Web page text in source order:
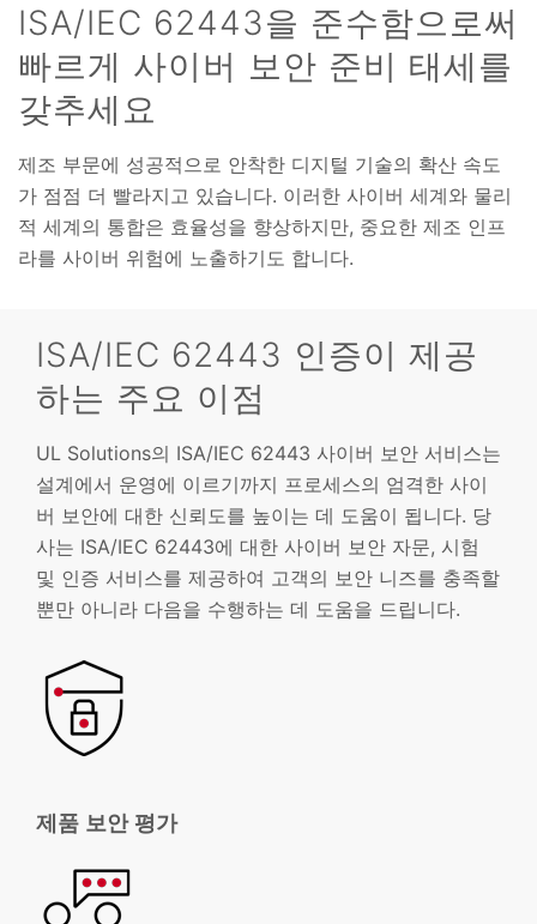
ISA/IEC 62443을 준수함으로써
빠르게 사이버 보안 준비 태세를
갖추세요
제조 부문에 성공적으로 안착한 디지털 기술의 확산 속도
가 점점 더 빨라지고 있습니다. 이러한 사이버 세계와 물리
적 세계의 통합은 효율성을 향상하지만, 중요한 제조 인프
라를 사이버 위험에 노출하기도 합니다.
ISA/IEC 62443 인증이 제공
하는 주요 이점
UL Solutions의 ISA/IEC 62443 사이버 보안 서비스는
설계에서 운영에 이르기까지 프로세스의 엄격한 사이
버 보안에 대한 신뢰도를 높이는 데 도움이 됩니다. 당
사는 ISA/IEC 62443에 대한 사이버 보안 자문, 시험
및 인증 서비스를 제공하여 고객의 보안 니즈를 충족할
뿐만 아니라 다음을 수행하는 데 도움을 드립니다.
제품 보안 평가